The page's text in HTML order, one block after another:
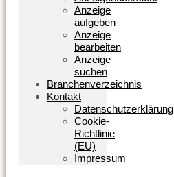
Anzeige
aufgeben
Anzeige
bearbeiten
Anzeige
suchen
Branchenverzeichnis
Kontakt
Datenschutzerklärung
Cookie-
Richtlinie
(EU)
Impressum